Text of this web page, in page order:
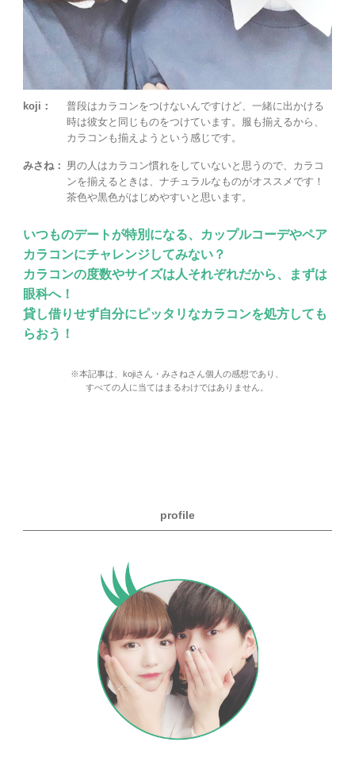
koji：
普段はカラコンをつけないんですけど、一緒に出かける
時は彼女と同じものをつけています。服も揃えるから、
カラコンも揃えようという感じです。
みさね： 男の人はカラコン慣れをしていないと思うので、カラコ
ンを揃えるときは、ナチュラルなものがオススメです！
茶色や黒色がはじめやすいと思います。
いつものデートが特別になる、カップルコーデやペア
カラコンにチャレンジしてみない？
カラコンの度数やサイズは人それぞれだから、まずは
眼科へ！
貸し借りせず自分にピッタリなカラコンを処方しても
らおう！
※本記事は、kojiさん・みさねさん個人の感想であり、
すべての人に当てはまるわけではありません。
profile